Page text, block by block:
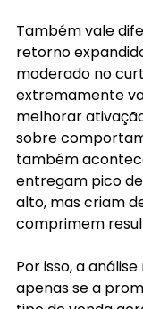
Também vale
retorno
moderado no
extremamente
melhorar
sobre
também
entregam pico
alto, mas criam
comprimem
Por isso, a
apenas se a